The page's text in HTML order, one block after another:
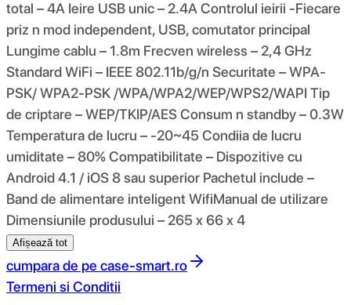
total – 4A Ieire USB unic – 2.4A Controlul ieirii -Fiecare
priz n mod independent, USB, comutator principal
Lungime cablu – 1.8m Frecven wireless – 2,4 GHz
Standard WiFi – IEEE 802.11b/g/n Securitate – WPA-
PSK/ WPA2-PSK /WPA/WPA2/WEP/WPS2/WAPI Tip
de criptare – WEP/TKIP/AES Consum n standby – 0.3W
Temperatura de lucru – -20~45 Condiia de lucru
umiditate – 80% Compatibilitate – Dispozitive cu
Android 4.1 / iOS 8 sau superior Pachetul include –
Band de alimentare inteligent WifiManual de utilizare
Dimensiunile produsului – 265 x 66 x 4
Afișează tot
cumpara de pe case-smart.ro
Termeni si Conditii